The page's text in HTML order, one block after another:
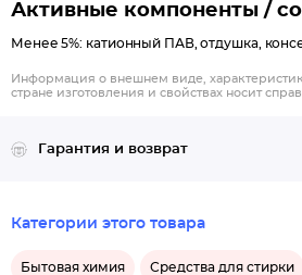
Активные компоненты /
Менее 5%: катионный ПАВ, отдушка,
Информация о внешнем виде,
стране изготовления и свойствах носит
Гарантия и возврат
Категории этого товара
Бытовая химия Средства для стирки